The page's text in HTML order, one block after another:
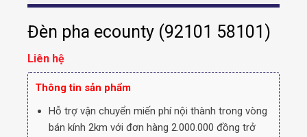
Đèn pha ecounty (92101 58101)
Liên hệ
Thông tin sản phẩm
Hỗ trợ vận chuyển miến phí nội thành trong vòng
bán kính 2km với đơn hàng 2.000.000 đồng trở